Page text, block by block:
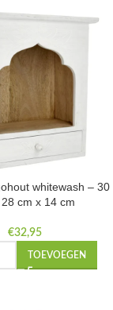
whitewash – 30
cm x 14 cm
€32,95
TOEVOEGEN